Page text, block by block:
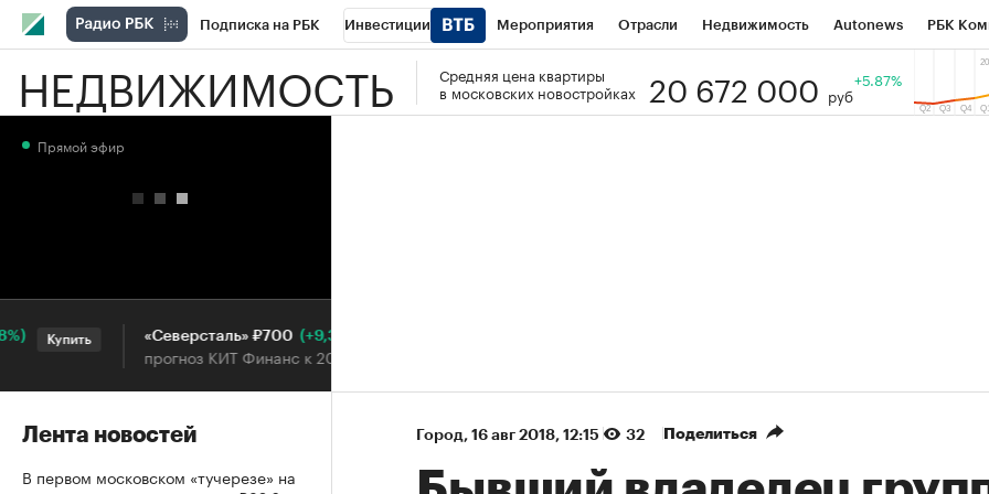
Подписка на РБК Инвестиции Мероприятия Отрасли Недвижимость Autonews РБК
РБК Вино Спорт Школа управления РБК РБК Образование Тренды
НЕДВИЖИМОСТЬ
Средняя цена квартиры
в московских новостройках
20 672 000 руб
+5.87%
Город⁠, 16 авг 2018, 12:15 32 Поделиться
Прямой эфир
Купить «Северсталь» ₽700 (+9,34%)
прогноз КИТ Финанс к 20.07.27
Лента новостей
В первом московском «тучерезе» на